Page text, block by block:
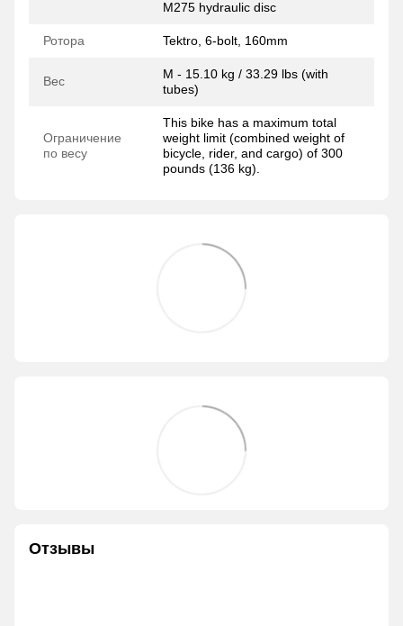
M275 hydraulic disc
Ротора Tektro, 6-bolt, 160mm
Вес
M - 15.10 kg / 33.29 lbs (with
tubes)
Ограничение
по весу
This bike has a maximum total
weight limit (combined weight of
bicycle, rider, and cargo) of 300
pounds (136 kg).
Отзывы